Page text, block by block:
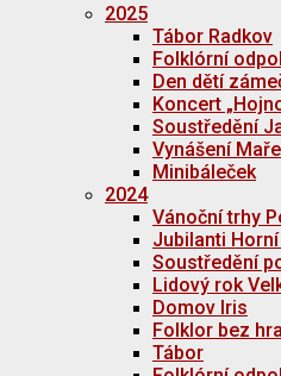
2025
Tábor Radkov
Folklórní
Den dětí
Koncert
Soustředění
Vynášení
Minibáleček
2024
Vánoční trhy
Jubilanti
Soustředění
Lidový rok
Domov Iris
Folklor bez
Tábor